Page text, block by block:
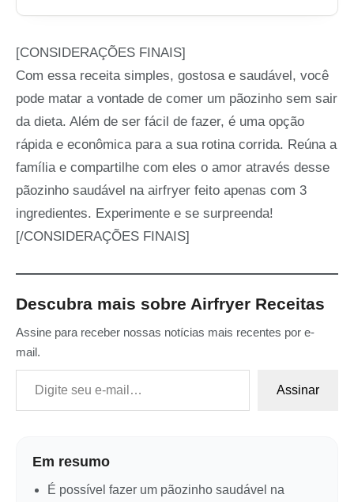
[CONSIDERAÇÕES FINAIS]
Com essa receita simples, gostosa e saudável, você
pode matar a vontade de comer um pãozinho sem sair
da dieta. Além de ser fácil de fazer, é uma opção
rápida e econômica para a sua rotina corrida. Reúna a
família e compartilhe com eles o amor através desse
pãozinho saudável na airfryer feito apenas com 3
ingredientes. Experimente e se surpreenda!
[/CONSIDERAÇÕES FINAIS]
Descubra mais sobre Airfryer Receitas
Assine para receber nossas notícias mais recentes por e-
mail.
Digite seu e-mail…
Assinar
Em resumo
É possível fazer um pãozinho saudável na